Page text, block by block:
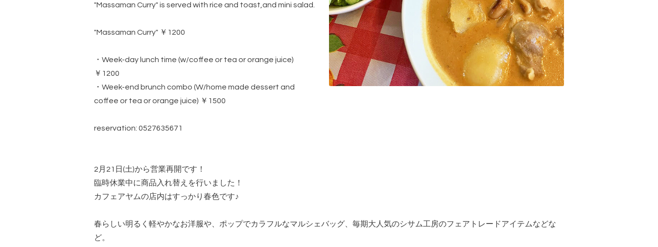
"Massaman Curry" is served with rice and toast,and mini salad.
"Massaman Curry" ￥1200
・Week-day lunch time (w/coffee or tea or orange juice)
￥1200
・Week-end brunch combo (W/home made dessert and
coffee or tea or orange juice) ￥1500
reservation: 0527635671
2月21日(土)から営業再開です！
臨時休業中に商品入れ替えを行いました！
カフェアヤムの店内はすっかり春色です♪
春らしい明るく軽やかなお洋服や、ポップでカラフルなマルシェバッグ、毎期大人気のシサム工房のフェアトレードアイテムなどな
ど。